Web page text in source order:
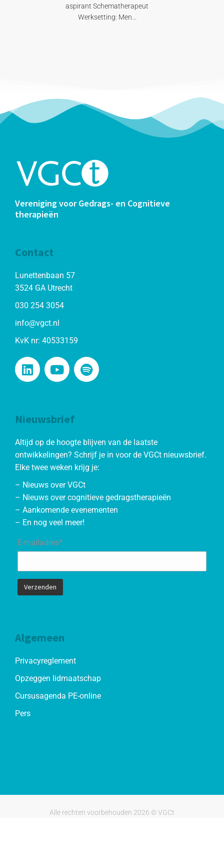
aspirant Schematherapeut
Werksetting: Men...
Vereniging voor Gedrags- en Cognitieve
therapieën
Contact
Lunettenbaan 57
3524 GA Utrecht
030 254 3054
info@vgct.nl
KvK nr: 40533159
Nieuwsbrief
Altijd op de hoogte blijven van de laatste
ontwikkelingen? Schrijf je in voor de VGCt nieuwsbrief.
Elke twee weken krijg je:
– Nieuws over VGCt
– Nieuws over cognitieve gedragstherapieën
– Aankomende evenementen
– En nog veel meer!
E-mailadres*
Algemeen
Privacyreglement
Opzeggen lidmaatschap
Cursusagenda PE-online
Pers
Alle rechten voorbehouden 2026 © VGCt